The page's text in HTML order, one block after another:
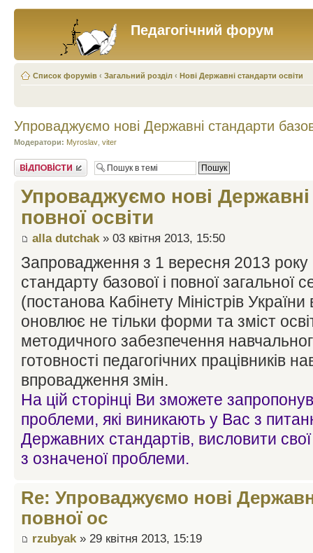
Педагогічний форум
Список форумів ‹ Загальний розділ ‹ Нові Державні стандарти освіти
Упроваджуємо нові Державні стандарти
Модератори: Myroslav viter
Відповісти
Упроваджуємо нові Державні
повної освіти
alla dutchak » 03 квітня 2013, 15:50
Запровадження з 1 вересня 2013
стандарту базової і повної загальної
(постанова Кабінету Міністрів
оновлює не тільки форми та зміст
методичного забезпечення
готовності педагогічних працівників
впровадження змін.
На цій сторінці Ви зможете
проблеми, які виникають у Вас з
Державних стандартів, висловити
з означеної проблеми.
Re: Упроваджуємо нові
повної ос
rzubyak» 29 квітня 2013, 15:19